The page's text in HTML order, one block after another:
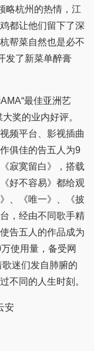
略杭州的热情，江
都让他们留下了深
帮菜自然也是必不
发了新菜单醉膏
最佳亚洲艺
奖的业内好评。
频平台、影视插曲
俱佳的告五人为9
寂寞留白》，搭载
好不容易》都给观
、《唯一》、《披
，经由不同歌手精
告五人的作品成为
使用量，备受网
迷们发自肺腑的
不同的人生时刻。
安